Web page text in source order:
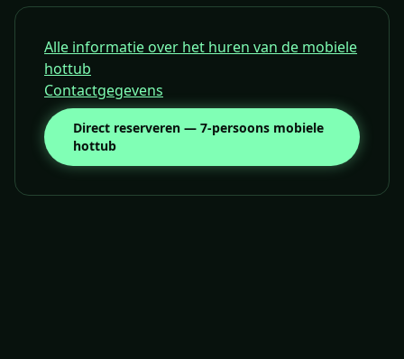
Alle informatie over het huren van de mobiele
hottub
Contactgegevens
Direct reserveren — 7-persoons mobiele
hottub